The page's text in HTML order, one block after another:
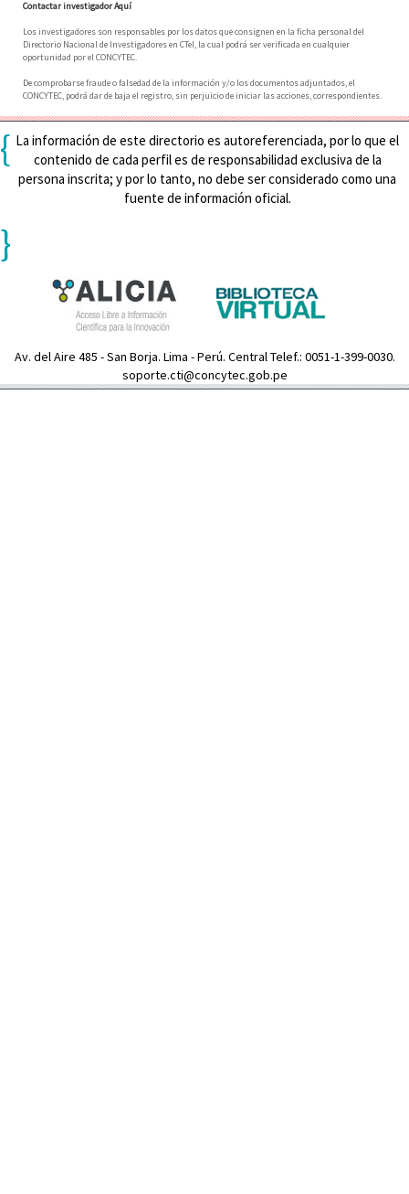
Contactar investigador Aquí
Los investigadores son responsables por los datos que consignen en la ficha personal del
Directorio Nacional de Investigadores en CTeI, la cual podrá ser verificada en cualquier
oportunidad por el CONCYTEC.
De comprobarse fraude o falsedad de la información y/o los documentos adjuntados, el
CONCYTEC, podrá dar de baja el registro, sin perjuicio de iniciar las acciones, correspondientes.
{ La información de este directorio es autoreferenciada, por lo que el
contenido de cada perfil es de responsabilidad exclusiva de la
persona inscrita; y por lo tanto, no debe ser considerado como una
fuente de información oficial.
}
Av. del Aire 485 - San Borja. Lima - Perú. Central Telef.: 0051-1-399-0030.
soporte.cti@concytec.gob.pe